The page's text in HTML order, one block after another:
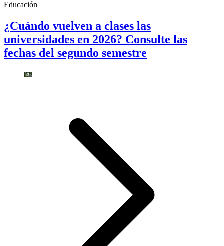
Educación
¿Cuándo vuelven a clases las
universidades en 2026? Consulte las
fechas del segundo semestre